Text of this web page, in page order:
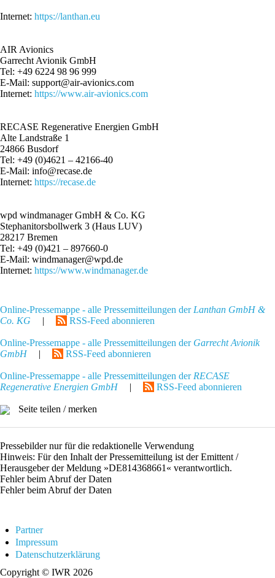
Internet: https://lanthan.eu
AIR Avionics
Garrecht Avionik GmbH
Tel: +49 6224 98 96 999
E-Mail: support@air-avionics.com
Internet: https://www.air-avionics.com
RECASE Regenerative Energien GmbH
Alte Landstraße 1
24866 Busdorf
Tel: +49 (0)4621 – 42166-40
E-Mail: info@recase.de
Internet: https://recase.de
wpd windmanager GmbH & Co. KG
Stephanitorsbollwerk 3 (Haus LUV)
28217 Bremen
Tel: +49 (0)421 – 897660-0
E-Mail: windmanager@wpd.de
Internet: https://www.windmanager.de
Online-Pressemappe - alle Pressemitteilungen der Lanthan GmbH &
Co. KG
| RSS-Feed abonnieren
Online-Pressemappe - alle Pressemitteilungen der Garrecht Avionik
GmbH
| RSS-Feed abonnieren
Online-Pressemappe - alle Pressemitteilungen der RECASE
Regenerative Energien GmbH
| RSS-Feed abonnieren
Seite teilen / merken
Pressebilder nur für die redaktionelle Verwendung
Hinweis: Für den Inhalt der Pressemitteilung ist der Emittent /
Herausgeber der Meldung »DE814368661« verantwortlich.
Fehler beim Abruf der Daten
Fehler beim Abruf der Daten
Partner
Impressum
Datenschutzerklärung
Copyright © IWR 2026